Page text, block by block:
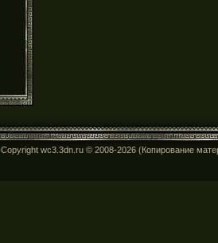
Copyright wc3.3dn.ru © 2008-2026 (Копирование